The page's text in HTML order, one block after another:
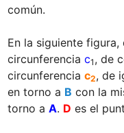
común.
En la siguiente figura,
circunferencia c1 , de
circunferencia c2, de
en torno a B con la
torno a A. D es el